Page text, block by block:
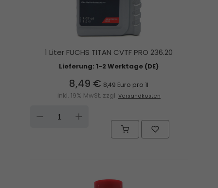
1 Liter FUCHS TITAN CVTF PRO 236.20
Lieferung: 1-2 Werktage (DE)
8,49 € 8,49 Euro pro 1l
inkl. 19% MwSt. zzgl. Versandkosten
DOWN